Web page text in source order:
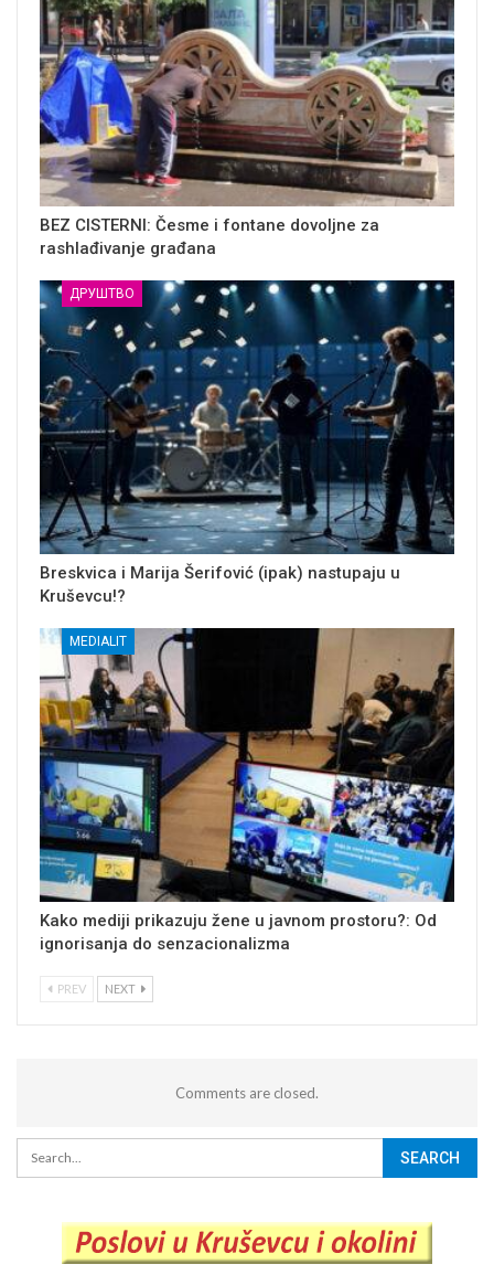
BEZ CISTERNI: Česme i fontane dovoljne za
rashlađivanje građana
ДРУШТВО
Breskvica i Marija Šerifović (ipak) nastupaju u
Kruševcu!?
MEDIALIT
Kako mediji prikazuju žene u javnom prostoru?: Od
ignorisanja do senzacionalizma
PREV NEXT
Comments are closed.